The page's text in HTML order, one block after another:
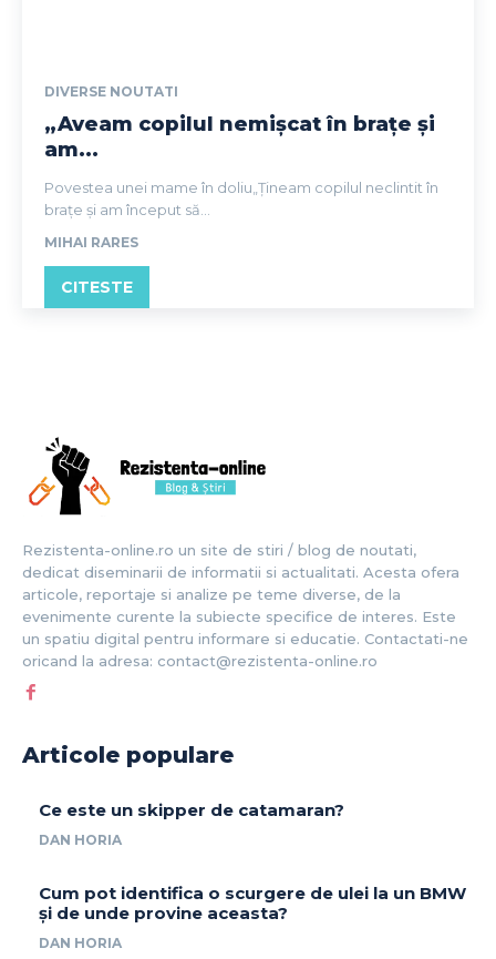
DIVERSE NOUTATI
„Aveam copilul nemișcat în brațe și
am...
Povestea unei mame în doliu„Țineam copilul neclintit în
brațe și am început să...
MIHAI RARES
CITESTE
Rezistenta-online.ro un site de stiri / blog de noutati,
dedicat diseminarii de informatii si actualitati. Acesta ofera
articole, reportaje si analize pe teme diverse, de la
evenimente curente la subiecte specifice de interes. Este
un spatiu digital pentru informare si educatie. Contactati-ne
oricand la adresa: contact@rezistenta-online.ro
Articole populare
Ce este un skipper de catamaran?
DAN HORIA
Cum pot identifica o scurgere de ulei la un BMW
și de unde provine aceasta?
DAN HORIA